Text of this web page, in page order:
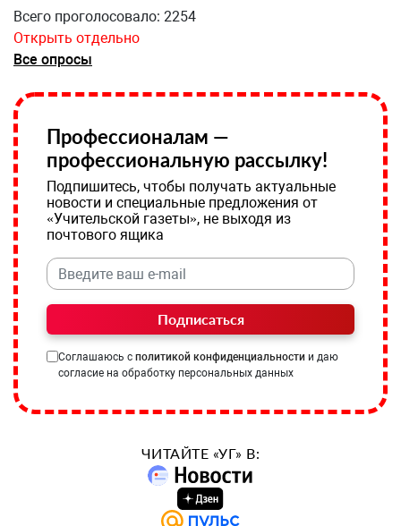
Всего проголосовало: 2254
Открыть отдельно
Все опросы
Профессионалам —
профессиональную рассылку!
Подпишитесь, чтобы получать актуальные
новости и специальные предложения от
«Учительской газеты», не выходя из
почтового ящика
Подписаться
Соглашаюсь с политикой конфиденциальности и даю
согласие на обработку персональных данных
ЧИТАЙТЕ «УГ» В: